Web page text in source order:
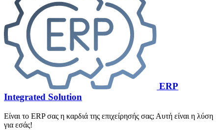
ERP
Integrated Solution
Είναι το ERP σας η καρδιά της επιχείρησής σας; Αυτή είναι η λύση
για εσάς!